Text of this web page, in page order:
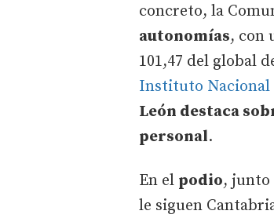
concreto, la
autonomías, con
101,47 del global
Instituto Nacional
León destaca
personal.
En el podio, junto
le siguen